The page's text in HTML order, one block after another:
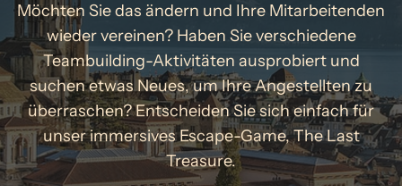
BUCHEN
Möchten Sie das ändern und Ihre Mitarbeitenden
wieder vereinen? Haben Sie verschiedene
Teambuilding-Aktivitäten ausprobiert und
suchen etwas Neues, um Ihre Angestellten zu
überraschen? Entscheiden Sie sich einfach für
unser immersives Escape-Game, The Last
Treasure.